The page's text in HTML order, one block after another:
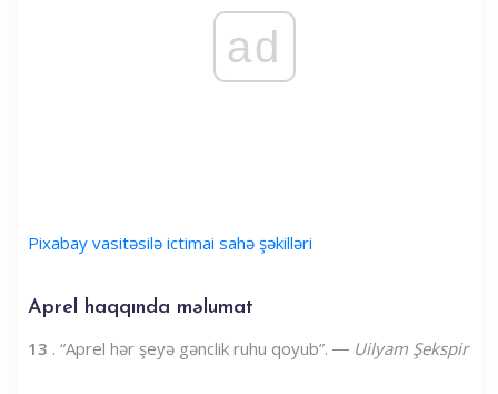
ad
Pixabay vasitəsilə ictimai sahə şəkilləri
Aprel haqqında məlumat
13 . “Aprel hər şeyə gənclik ruhu qoyub”. ― Uilyam Şekspir